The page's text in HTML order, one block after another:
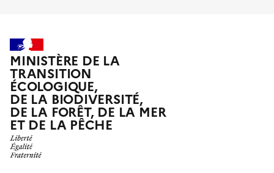
MINISTÈRE DE LA
TRANSITION
ÉCOLOGIQUE,
DE LA BIODIVERSITÉ,
DE LA FORÊT, DE LA MER
ET DE LA PÊCHE